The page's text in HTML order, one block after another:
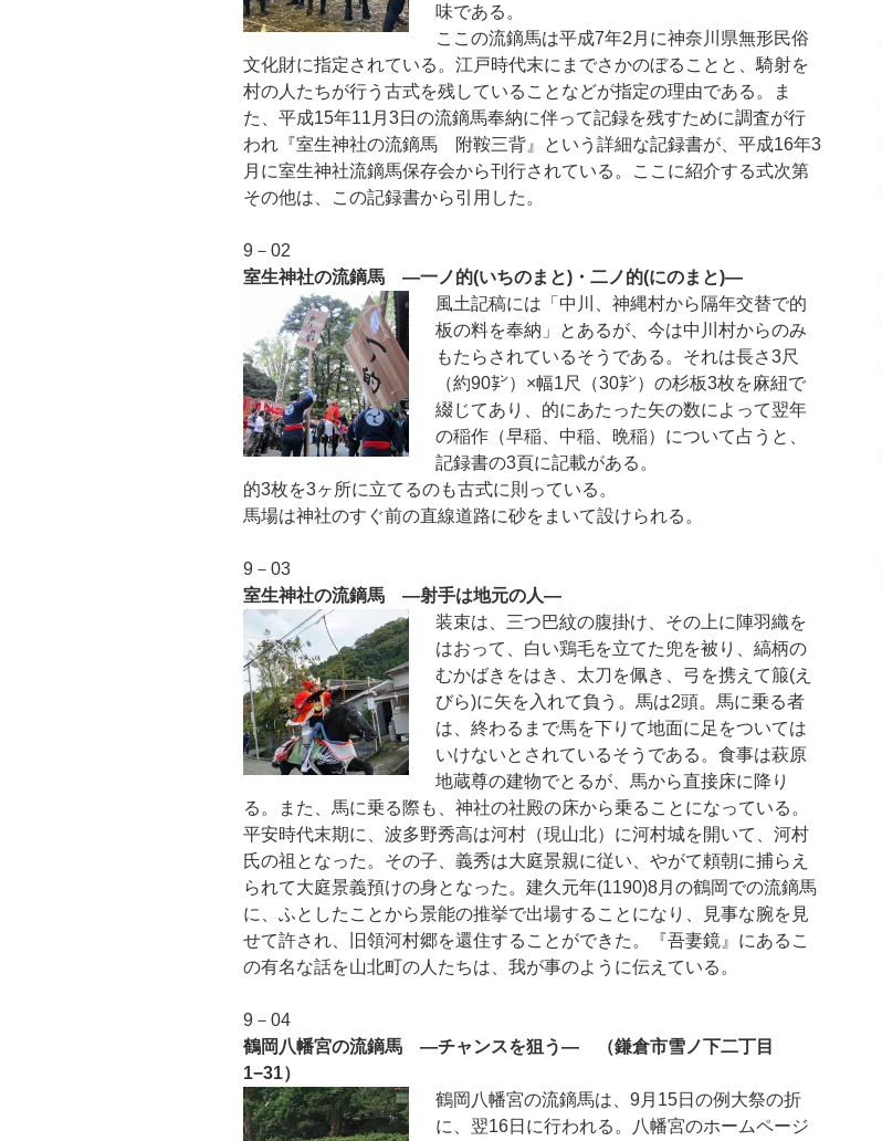
味である。
ここの流鏑馬は平成7年2月に神奈川県無形民俗
文化財に指定されている。江戸時代末にまでさかのぼることと、騎射を
村の人たちが行う古式を残していることなどが指定の理由である。ま
た、平成15年11月3日の流鏑馬奉納に伴って記録を残すために調査が行
われ『室生神社の流鏑馬 附鞍三背』という詳細な記録書が、平成16年3
月に室生神社流鏑馬保存会から刊行されている。ここに紹介する式次第
その他は、この記録書から引用した。
9－02
室生神社の流鏑馬 ―一ノ的(いちのまと)・二ノ的(にのまと)―
風土記稿には「中川、神縄村から隔年交替で的
板の料を奉納」とあるが、今は中川村からのみ
もたらされているそうである。それは長さ3尺
（約90㌢）×幅1尺（30㌢）の杉板3枚を麻紐で
綴じてあり、的にあたった矢の数によって翌年
の稲作（早稲、中稲、晩稲）について占うと、
記録書の3頁に記載がある。
的3枚を3ヶ所に立てるのも古式に則っている。
馬場は神社のすぐ前の直線道路に砂をまいて設けられる。
9－03
室生神社の流鏑馬 ―射手は地元の人―
装束は、三つ巴紋の腹掛け、その上に陣羽織を
はおって、白い鶏毛を立てた兜を被り、縞柄の
むかばきをはき、太刀を佩き、弓を携えて箙(え
びら)に矢を入れて負う。馬は2頭。馬に乗る者
は、終わるまで馬を下りて地面に足をついては
いけないとされているそうである。食事は萩原
地蔵尊の建物でとるが、馬から直接床に降り
る。また、馬に乗る際も、神社の社殿の床から乗ることになっている。
平安時代末期に、波多野秀高は河村（現山北）に河村城を開いて、河村
氏の祖となった。その子、義秀は大庭景親に従い、やがて頼朝に捕らえ
られて大庭景義預けの身となった。建久元年(1190)8月の鶴岡での流鏑馬
に、ふとしたことから景能の推挙で出場することになり、見事な腕を見
せて許され、旧領河村郷を還住することができた。『吾妻鏡』にあるこ
の有名な話を山北町の人たちは、我が事のように伝えている。
9－04
鶴岡八幡宮の流鏑馬 ―チャンスを狙う― （鎌倉市雪ノ下二丁目
1−31）
鶴岡八幡宮の流鏑馬は、9月15日の例大祭の折
に、翌16日に行われる。八幡宮のホームページ